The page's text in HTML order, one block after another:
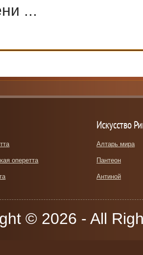
...
оперетта
Искусство
Алтарь мира
Пантеон
Антиной
© 2026 - All